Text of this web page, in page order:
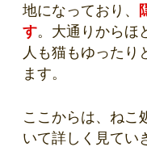
地になっており、
す。大通りからほ
人も猫もゆったり
ます。
ここからは、ねこ
いて詳しく見てい